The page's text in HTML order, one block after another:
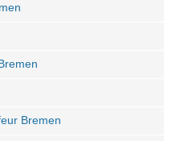
Bremen